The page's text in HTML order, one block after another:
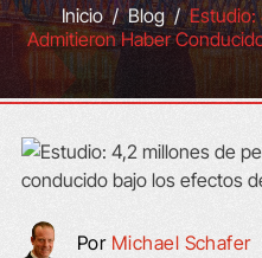
Inicio/Blog/Estudio:
Admitieron Haber
Por Michael Schafer